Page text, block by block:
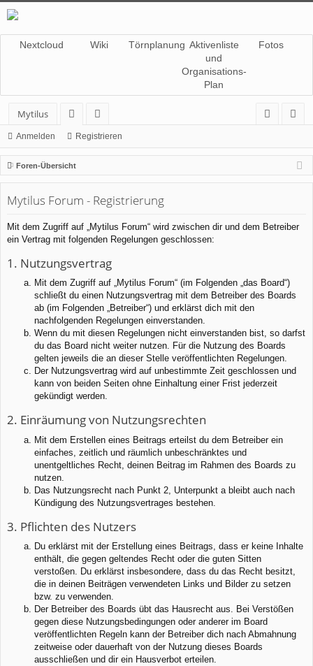
Nextcloud Wiki Törnplanung Aktivenliste
und
Organisations-
Plan
Fotos
Mytilus
or
en
itg
lie
de
r
m
el
n
ist
rie
n
Anmelden Registrieren
Foren-Übersicht
Mytilus Forum - Registrierung
Mit dem Zugriff auf „Mytilus Forum“ wird zwischen dir und dem Betreiber
ein Vertrag mit folgenden Regelungen geschlossen:
1. Nutzungsvertrag
Mit dem Zugriff auf „Mytilus Forum“ (im Folgenden „das Board“)
schließt du einen Nutzungsvertrag mit dem Betreiber des Boards
ab (im Folgenden „Betreiber“) und erklärst dich mit den
nachfolgenden Regelungen einverstanden.
Wenn du mit diesen Regelungen nicht einverstanden bist, so darfst
du das Board nicht weiter nutzen. Für die Nutzung des Boards
gelten jeweils die an dieser Stelle veröffentlichten Regelungen.
Der Nutzungsvertrag wird auf unbestimmte Zeit geschlossen und
kann von beiden Seiten ohne Einhaltung einer Frist jederzeit
gekündigt werden.
2. Einräumung von Nutzungsrechten
Mit dem Erstellen eines Beitrags erteilst du dem Betreiber ein
einfaches, zeitlich und räumlich unbeschränktes und
unentgeltliches Recht, deinen Beitrag im Rahmen des Boards zu
nutzen.
Das Nutzungsrecht nach Punkt 2, Unterpunkt a bleibt auch nach
Kündigung des Nutzungsvertrages bestehen.
3. Pflichten des Nutzers
Du erklärst mit der Erstellung eines Beitrags, dass er keine Inhalte
enthält, die gegen geltendes Recht oder die guten Sitten
verstoßen. Du erklärst insbesondere, dass du das Recht besitzt,
die in deinen Beiträgen verwendeten Links und Bilder zu setzen
bzw. zu verwenden.
Der Betreiber des Boards übt das Hausrecht aus. Bei Verstößen
gegen diese Nutzungsbedingungen oder anderer im Board
veröffentlichten Regeln kann der Betreiber dich nach Abmahnung
zeitweise oder dauerhaft von der Nutzung dieses Boards
ausschließen und dir ein Hausverbot erteilen.